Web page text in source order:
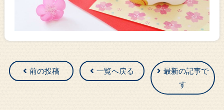
前の投稿 一覧へ戻る
最新の記事で
す